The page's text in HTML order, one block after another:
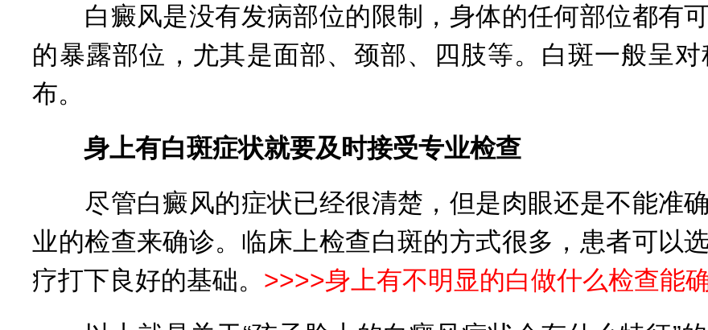
白癜风是没有发病部位的限制，身体的任何部位都有
的暴露部位，尤其是面部、颈部、四肢等。白斑一般呈
布。
身上有白斑症状就要及时接受专业检查
尽管白癜风的症状已经很清楚，但是肉眼还是不能准
业的检查来确诊。临床上检查白斑的方式很多，患者可以
疗打下良好的基础。 >>>>身上有不明显的白做什么检查能